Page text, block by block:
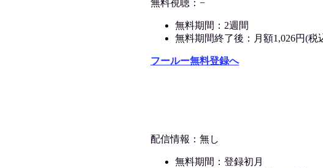
無料視聴：−
無料期間：2週間
無料期間終了後：月額1,026円(税
フールー無料登録へ
配信情報：無し
無料期間：登録初月